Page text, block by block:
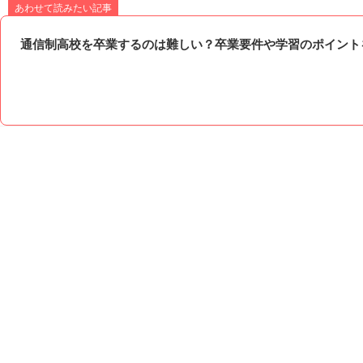
あわせて読みたい記事
通信制高校を卒業するのは難しい？卒業要件や学習のポイン